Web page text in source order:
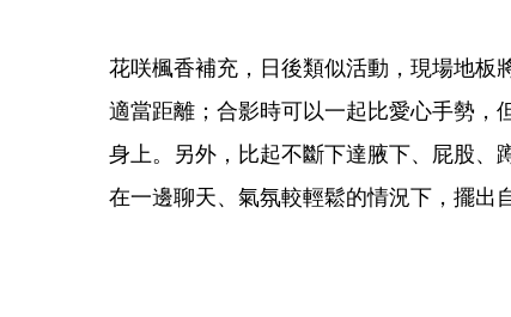
花咲楓香補充，日後類似活動，現場地板
適當距離；合影時可以一起比愛心手勢，
身上。另外，比起不斷下達腋下、屁股、
在一邊聊天、氣氛較輕鬆的情況下，擺出